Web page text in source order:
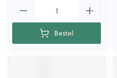
Bestel